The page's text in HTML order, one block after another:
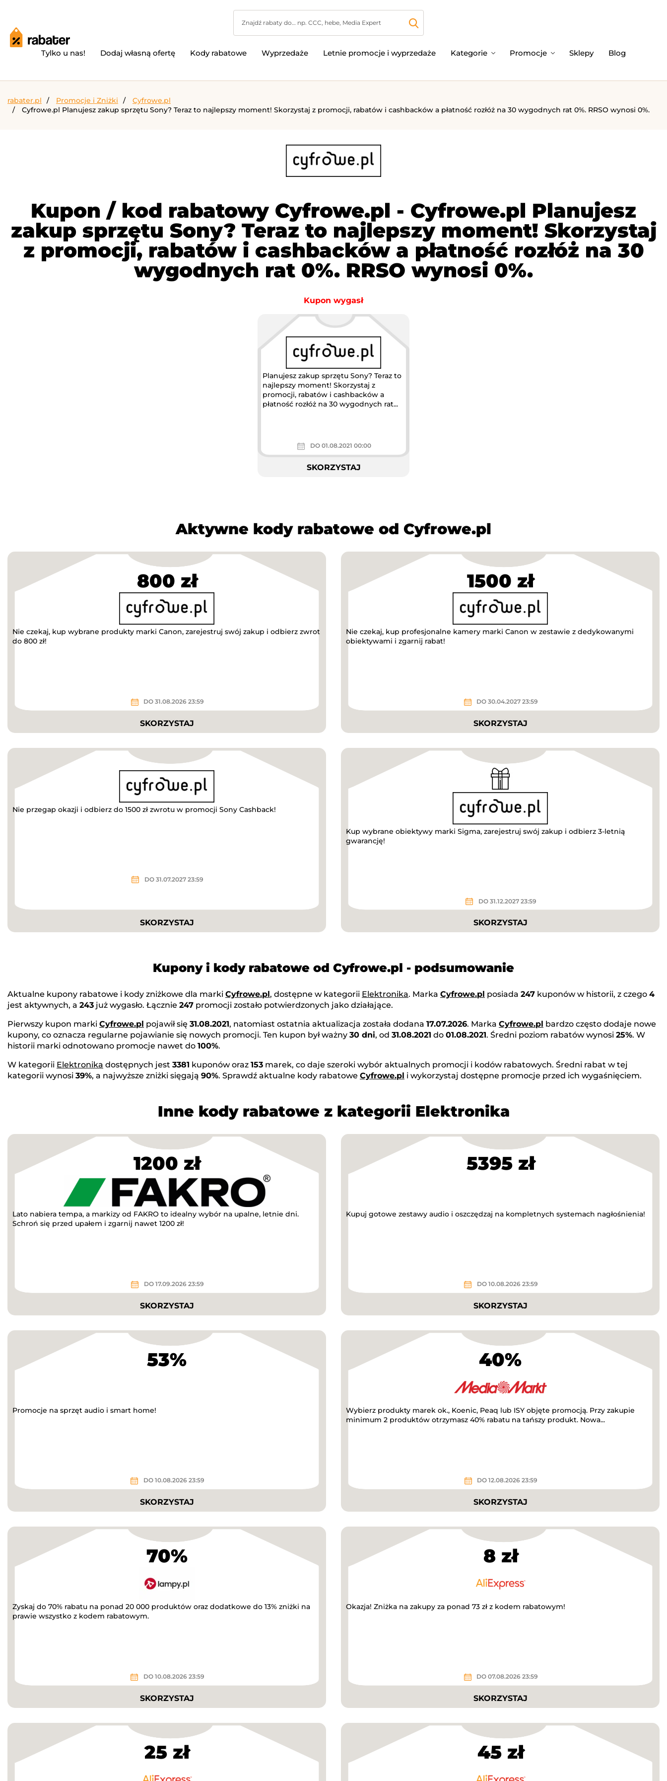
Tylko u nas! Dodaj własną ofertę Kody rabatowe Wyprzedaże Letnie promocje i wyprzedaże Kategorie Promocje Sklepy Blog
rabater.pl Promocje i Zniżki
Cyfrowe.pl
Cyfrowe.pl Planujesz zakup sprzętu Sony? Teraz to najlepszy moment! Skorzystaj z promocji, rabatów i cashbacków a płatność rozłóż na 30 wygodnych rat 0%. RRSO wynosi 0%.
Kupon / kod rabatowy Cyfrowe.pl - Cyfrowe.pl Planujesz
zakup sprzętu Sony? Teraz to najlepszy moment! Skorzystaj
z promocji, rabatów i cashbacków a płatność rozłóż na 30
wygodnych rat 0%. RRSO wynosi 0%.
Kupon wygasł
Planujesz zakup sprzętu Sony? Teraz to
najlepszy moment! Skorzystaj z
promocji, rabatów i cashbacków a
płatność rozłóż na 30 wygodnych rat...
DO 01.08.2021 00:00
SKORZYSTAJ
Aktywne kody rabatowe od Cyfrowe.pl
800 zł
Nie czekaj, kup wybrane produkty marki Canon, zarejestruj swój zakup i odbierz zwrot
do 800 zł!
DO 31.08.2026 23:59
SKORZYSTAJ
1500 zł
Nie czekaj, kup profesjonalne kamery marki Canon w zestawie z dedykowanymi
obiektywami i zgarnij rabat!
DO 30.04.2027 23:59
SKORZYSTAJ
Nie przegap okazji i odbierz do 1500 zł zwrotu w promocji Sony Cashback!
DO 31.07.2027 23:59
SKORZYSTAJ
Kup wybrane obiektywy marki Sigma, zarejestruj swój zakup i odbierz 3-letnią
gwarancję!
DO 31.12.2027 23:59
SKORZYSTAJ
Kupony i kody rabatowe od Cyfrowe.pl - podsumowanie
Aktualne kupony rabatowe i kody zniżkowe dla marki Cyfrowe.pl, dostępne w kategorii Elektronika. Marka Cyfrowe.pl posiada 247 kuponów w historii, z czego 4
jest aktywnych, a 243 już wygasło. Łącznie 247 promocji zostało potwierdzonych jako działające.
Pierwszy kupon marki Cyfrowe.pl pojawił się 31.08.2021, natomiast ostatnia aktualizacja została dodana 17.07.2026. Marka Cyfrowe.pl bardzo często dodaje nowe
kupony, co oznacza regularne pojawianie się nowych promocji. Ten kupon był ważny 30 dni, od 31.08.2021 do 01.08.2021. Średni poziom rabatów wynosi 25%. W
historii marki odnotowano promocje nawet do 100%.
W kategorii Elektronika dostępnych jest 3381 kuponów oraz 153 marek, co daje szeroki wybór aktualnych promocji i kodów rabatowych. Średni rabat w tej
kategorii wynosi 39%, a najwyższe zniżki sięgają 90%. Sprawdź aktualne kody rabatowe Cyfrowe.pl i wykorzystaj dostępne promocje przed ich wygaśnięciem.
Inne kody rabatowe z kategorii Elektronika
1200 zł
Lato nabiera tempa, a markizy od FAKRO to idealny wybór na upalne, letnie dni.
Schroń się przed upałem i zgarnij nawet 1200 zł!
DO 17.09.2026 23:59
SKORZYSTAJ
5395 zł
Kupuj gotowe zestawy audio i oszczędzaj na kompletnych systemach nagłośnienia!
DO 10.08.2026 23:59
SKORZYSTAJ
53%
Promocje na sprzęt audio i smart home!
DO 10.08.2026 23:59
SKORZYSTAJ
40%
Wybierz produkty marek ok., Koenic, Peaq lub ISY objęte promocją. Przy zakupie
minimum 2 produktów otrzymasz 40% rabatu na tańszy produkt. Nowa...
DO 12.08.2026 23:59
SKORZYSTAJ
70%
Zyskaj do 70% rabatu na ponad 20 000 produktów oraz dodatkowe do 13% zniżki na
prawie wszystko z kodem rabatowym.
DO 10.08.2026 23:59
SKORZYSTAJ
8 zł
Okazja! Zniżka na zakupy za ponad 73 zł z kodem rabatowym!
DO 07.08.2026 23:59
SKORZYSTAJ
25 zł 45 zł